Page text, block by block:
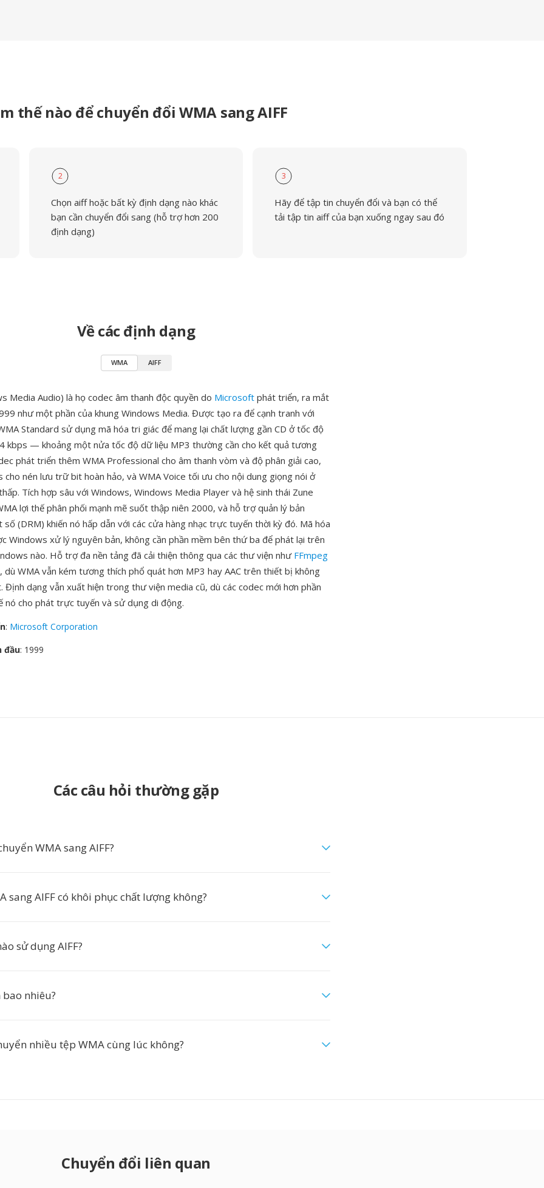
thế nào để chuyển đổi WMA sang AIFF
2
Chọn aiff hoặc bất kỳ định dạng nào khác
bạn cần chuyển đổi sang (hỗ trợ hơn 200
định dạng)
3
Hãy để tập tin chuyển đổi và bạn có thể
tải tập tin aiff của bạn xuống ngay sau đó
Về các định dạng
WMA AIFF
Media Audio) là họ codec âm thanh độc quyền do Microsoft phát triển, ra mắt
như một phần của khung Windows Media. Được tạo ra để cạnh tranh với
Standard sử dụng mã hóa tri giác để mang lại chất lượng gần CD ở tốc độ
kbps — khoảng một nửa tốc độ dữ liệu MP3 thường cần cho kết quả tương
phát triển thêm WMA Professional cho âm thanh vòm và độ phân giải cao,
cho nén lưu trữ bit hoàn hảo, và WMA Voice tối ưu cho nội dung giọng nói ở
Tích hợp sâu với Windows, Windows Media Player và hệ sinh thái Zune
lợi thế phân phối mạnh mẽ suốt thập niên 2000, và hỗ trợ quản lý bản
số (DRM) khiến nó hấp dẫn với các cửa hàng nhạc trực tuyến thời kỳ đó. Mã hóa
Windows xử lý nguyên bản, không cần phần mềm bên thứ ba để phát lại trên
nào. Hỗ trợ đa nền tảng đã cải thiện thông qua các thư viện như FFmpeg
dù WMA vẫn kém tương thích phổ quát hơn MP3 hay AAC trên thiết bị không
Định dạng vẫn xuất hiện trong thư viện media cũ, dù các codec mới hơn phần
nó cho phát trực tuyến và sử dụng di động.
: Microsoft Corporation
đầu: 1999
Các câu hỏi thường gặp
WMA sang AIFF?
sang AIFF có khôi phục chất lượng không?
sử dụng AIFF?
bao nhiêu?
nhiều tệp WMA cùng lúc không?
Chuyển đổi liên quan